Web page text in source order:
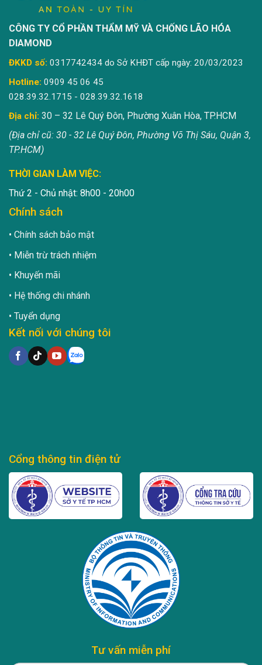
CÔNG TY CỔ PHẦN THẨM MỸ VÀ CHỐNG LÃO HÓA
DIAMOND
ĐKKD số: 0317742434 do Sở KHĐT cấp ngày: 20/03/2023
Hotline: 0909 45 06 45
028.39.32.1715 - 028.39.32.1618
Địa chỉ: 30 – 32 Lê Quý Đôn, Phường Xuân Hòa, TP.HCM
(Địa chỉ cũ: 30 - 32 Lê Quý Đôn, Phường Võ Thị Sáu, Quận 3,
TP.HCM)
THỜI GIAN LÀM VIỆC:
Thứ 2 - Chủ nhật: 8h00 - 20h00
Chính sách
Chính sách bảo mật
Miễn trừ trách nhiệm
Khuyến mãi
Hệ thống chi nhánh
Tuyển dụng
Kết nối với chúng tôi
Cổng thông tin điện tử
Tư vấn miễn phí